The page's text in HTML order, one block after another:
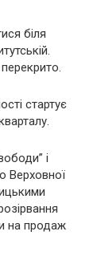
біля
стартує
і
Верховної
на продаж